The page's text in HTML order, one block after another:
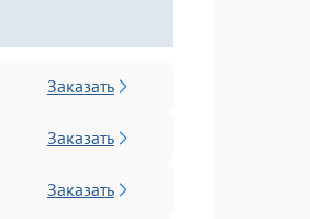
Заказать
Заказать
Заказать